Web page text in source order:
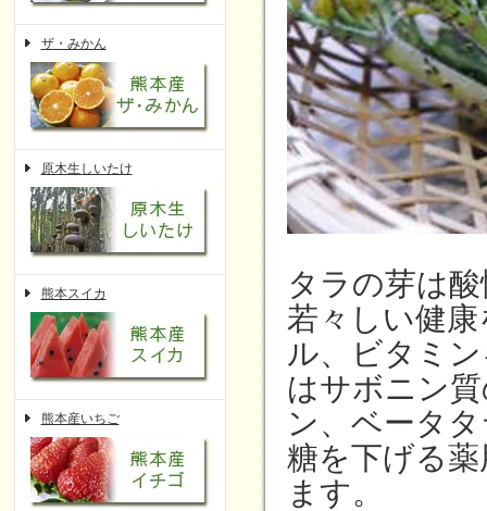
ザ・みかん
原木生しいたけ
熊本スイカ
熊本産いちご
タラの芽は
若々しい健
ル、ビタミ
はサボニン
ン、ベータ
糖を下げる
ます。